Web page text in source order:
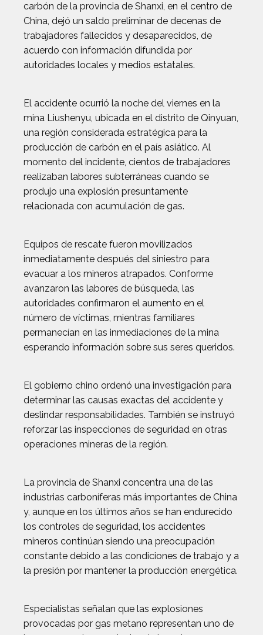
carbón de la provincia de Shanxi, en el centro de
China, dejó un saldo preliminar de decenas de
trabajadores fallecidos y desaparecidos, de
acuerdo con información difundida por
autoridades locales y medios estatales.
El accidente ocurrió la noche del viernes en la
mina Liushenyu, ubicada en el distrito de Qinyuan,
una región considerada estratégica para la
producción de carbón en el país asiático. Al
momento del incidente, cientos de trabajadores
realizaban labores subterráneas cuando se
produjo una explosión presuntamente
relacionada con acumulación de gas.
Equipos de rescate fueron movilizados
inmediatamente después del siniestro para
evacuar a los mineros atrapados. Conforme
avanzaron las labores de búsqueda, las
autoridades confirmaron el aumento en el
número de víctimas, mientras familiares
permanecían en las inmediaciones de la mina
esperando información sobre sus seres queridos.
El gobierno chino ordenó una investigación para
determinar las causas exactas del accidente y
deslindar responsabilidades. También se instruyó
reforzar las inspecciones de seguridad en otras
operaciones mineras de la región.
La provincia de Shanxi concentra una de las
industrias carboníferas más importantes de China
y, aunque en los últimos años se han endurecido
los controles de seguridad, los accidentes
mineros continúan siendo una preocupación
constante debido a las condiciones de trabajo y a
la presión por mantener la producción energética.
Especialistas señalan que las explosiones
provocadas por gas metano representan uno de